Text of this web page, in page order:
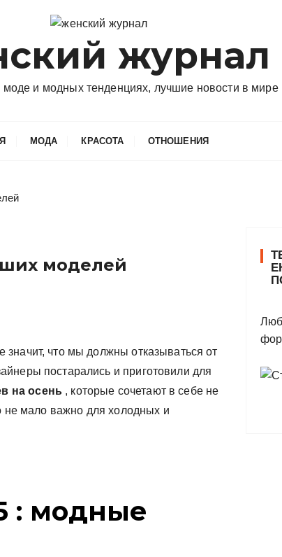
журнал
и модных тенденциях, лучшие новости в
МОДА КРАСОТА ОТНОШЕНИЯ
моделей
значит, что мы должны отказываться от
постарались и приготовили для
на осень , которые сочетают в себе не
не мало важно для холодных и
: модные